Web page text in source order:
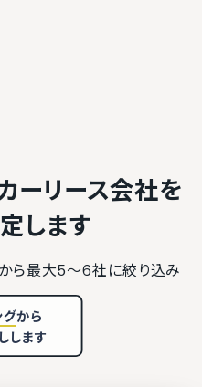
ーリース会社を
します
ら最大5〜6社に絞り込み
グから
します